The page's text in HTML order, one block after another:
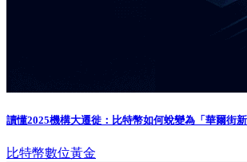
讀懂2025機構大遷徙：比特幣如何蛻變為「華爾街新
比特幣數位黃金